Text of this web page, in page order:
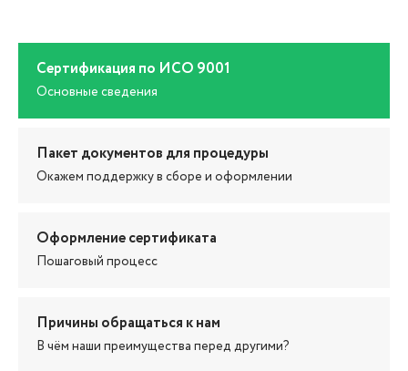
Сертификация по ИСО 9001
Основные сведения
Пакет документов для процедуры
Окажем поддержку в сборе и оформлении
Оформление сертификата
Пошаговый процесс
Причины обращаться к нам
В чём наши преимущества перед другими?